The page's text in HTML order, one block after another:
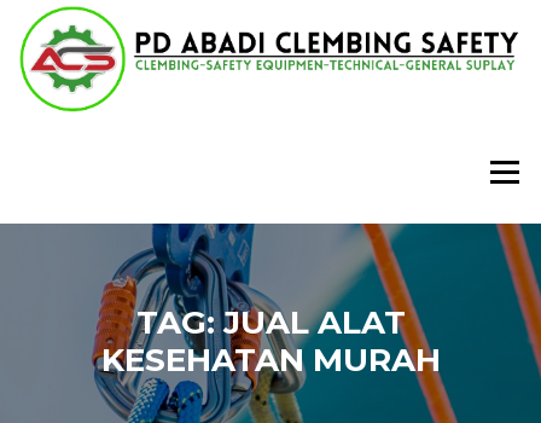
Lompat
konten
Menu
TAG:JUAL ALAT
KESEHATAN MURAH